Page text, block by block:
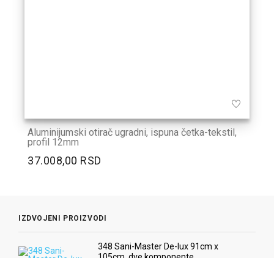
Aluminijumski otirač ugradni, ispuna četka-tekstil,
profil 12mm
37.008,00 RSD
IZDVOJENI PROIZVODI
348 Sani-Master De-lux 91cm x